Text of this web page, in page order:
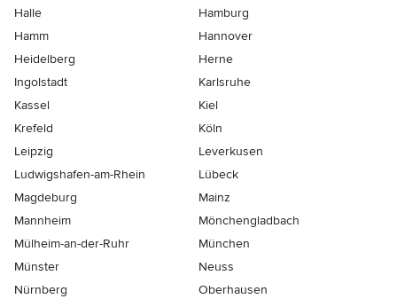
Halle
Hamburg
Hamm
Hannover
Heidelberg
Herne
Ingolstadt
Karlsruhe
Kassel
Kiel
Krefeld
Köln
Leipzig
Leverkusen
Ludwigshafen-am-Rhein
Lübeck
Magdeburg
Mainz
Mannheim
Mönchen­gladbach
Mülheim-an-der-Ruhr
München
Münster
Neuss
Nürnberg
Oberhausen